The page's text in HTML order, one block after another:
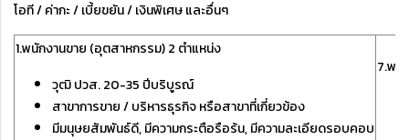
โอที / ค่ากะ / เบี้ยขยัน / เงินพิเศษ และอื่นๆ
1.พนักงานขาย (อุตสาหกรรม) 2 ตำแหน่ง
วุฒิ ปวส. 20-35 ปีบริบูรณ์
สาขาการขาย / บริหารธุรกิจ หรือสาขาที่เกี่ยวข้อง
มีมนุษยสัมพันธ์ดี, มีความกระตือรือร้น, มีความละเอียดรอบคอบ
7.พนั